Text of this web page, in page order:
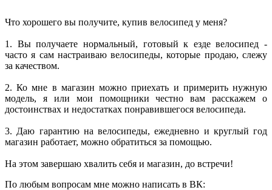
Что хорошего вы получите, купив велосипед у меня?
1. Вы получаете нормальный, готовый к езде велосипед -
часто я сам настраиваю велосипеды, которые продаю, слежу
за качеством.
2. Ко мне в магазин можно приехать и примерить нужную
модель, я или мои помощники честно вам расскажем о
достоинствах и недостатках понравившегося велосипеда.
3. Даю гарантию на велосипеды, ежедневно и круглый год
магазин работает, можно обратиться за помощью.
На этом завершаю хвалить себя и магазин, до встречи!
По любым вопросам мне можно написать в ВК: